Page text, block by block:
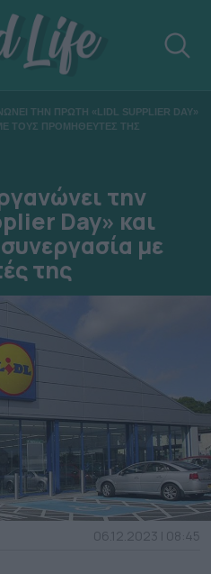
ΤΗΝ ΠΡΩΤΗ «LIDL SUPPLIER DAY»
ΤΟΥΣ ΠΡΟΜΗΘΕΥΤΕΣ ΤΗΣ
την
Day» και
με
της
06.12.2023 | 08:45